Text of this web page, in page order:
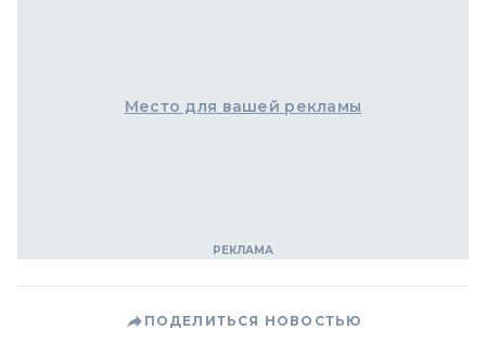
Место для вашей рекламы
ПОДЕЛИТЬСЯ НОВОСТЬЮ